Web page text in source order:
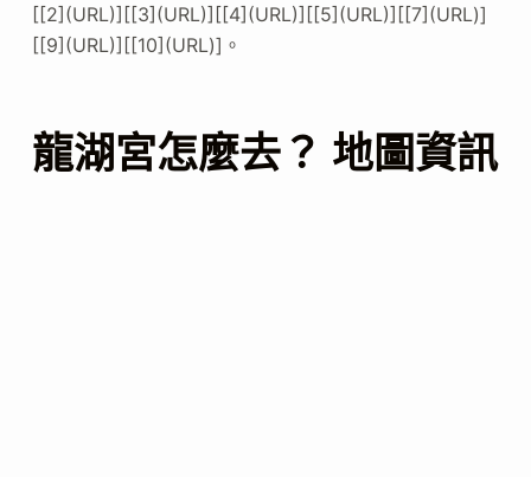
[[2](URL)][[3](URL)][[4](URL)][[5](URL)][[7](URL)]
[[9](URL)][[10](URL)]。
龍湖宮怎麼去？ 地圖資訊